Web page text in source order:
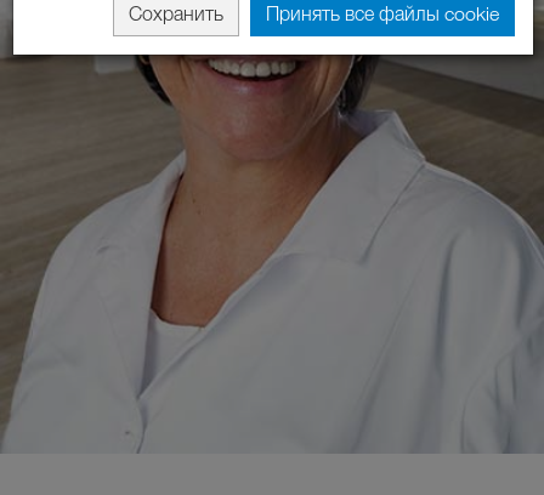
Сохранить Принять все файлы cookie